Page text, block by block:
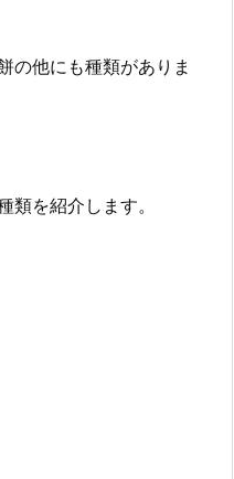
の他にも種類がありま
類を紹介します。